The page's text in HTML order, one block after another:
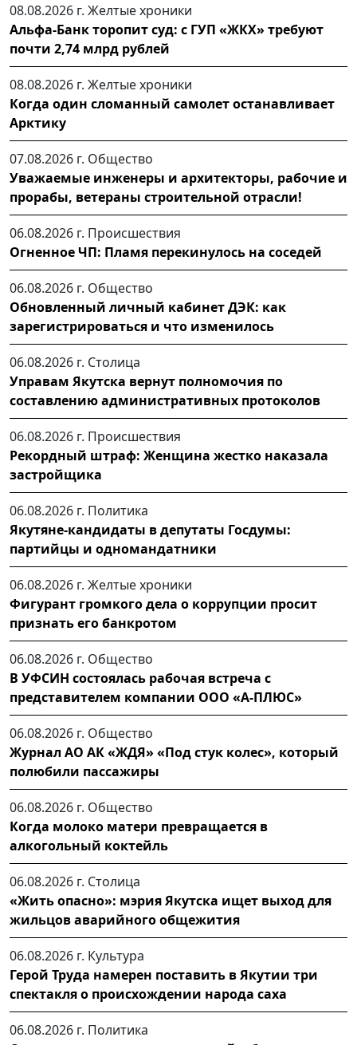
08.08.2026 г. Желтые хроники
Альфа-Банк торопит суд: с ГУП «ЖКХ» требуют
почти 2,74 млрд рублей
08.08.2026 г. Желтые хроники
Когда один сломанный самолет останавливает
Арктику
07.08.2026 г. Общество
Уважаемые инженеры и архитекторы, рабочие и
прорабы, ветераны строительной отрасли!
06.08.2026 г. Происшествия
Огненное ЧП: Пламя перекинулось на соседей
06.08.2026 г. Общество
Обновленный личный кабинет ДЭК: как
зарегистрироваться и что изменилось
06.08.2026 г. Столица
Управам Якутска вернут полномочия по
составлению административных протоколов
06.08.2026 г. Происшествия
Рекордный штраф: Женщина жестко наказала
застройщика
06.08.2026 г. Политика
Якутяне-кандидаты в депутаты Госдумы:
партийцы и одномандатники
06.08.2026 г. Желтые хроники
Фигурант громкого дела о коррупции просит
признать его банкротом
06.08.2026 г. Общество
В УФСИН состоялась рабочая встреча с
представителем компании ООО «А-ПЛЮС»
06.08.2026 г. Общество
Журнал АО АК «ЖДЯ» «Под стук колес», который
полюбили пассажиры
06.08.2026 г. Общество
Когда молоко матери превращается в
алкогольный коктейль
06.08.2026 г. Столица
«Жить опасно»: мэрия Якутска ищет выход для
жильцов аварийного общежития
06.08.2026 г. Культура
Герой Труда намерен поставить в Якутии три
спектакля о происхождении народа саха
06.08.2026 г. Политика